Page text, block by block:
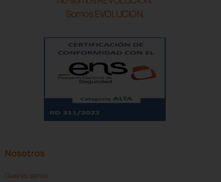
Somos EVOLUCIÓN.
Nosotros
Quiénes somos